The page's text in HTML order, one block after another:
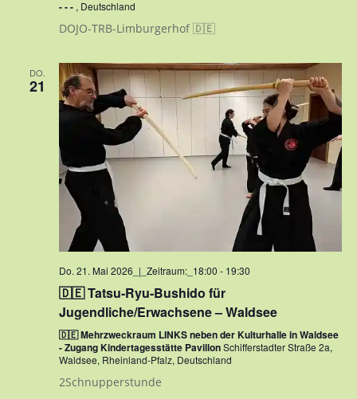
- - - , Deutschland
DOJO-TRB-Limburgerhof 🇩🇪
DO.
21
Do. 21. Mai 2026_|_Zeitraum:_18:00 - 19:30
🇩🇪 Tatsu-Ryu-Bushido für
Jugendliche/Erwachsene – Waldsee
🇩🇪 Mehrzweckraum LINKS neben der Kulturhalle in Waldsee
- Zugang Kindertagesstätte PavillonSchifferstadter Straße 2a,
Waldsee, Rheinland-Pfalz, Deutschland
2Schnupperstunde